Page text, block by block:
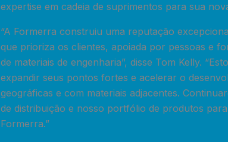
expertise em cadeia de suprimentos para sua
“A Formerra construiu uma reputação
que prioriza os clientes, apoiada por pessoas e
de materiais de engenharia”, disse Tom Kelly.
expandir seus pontos fortes e acelerar o
geográficas e com materiais adjacentes.
de distribuição e nosso portfólio de produtos
Formerra.”